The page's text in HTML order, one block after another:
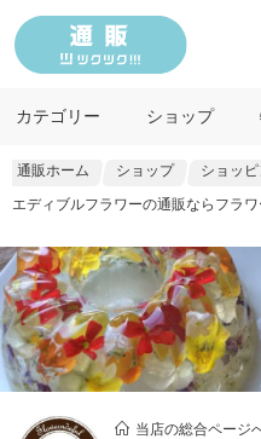
カテゴリー ショップ
通販ホーム ショップ ショッ
エディブルフラワーの通販ならフラ
当店の総合ページ